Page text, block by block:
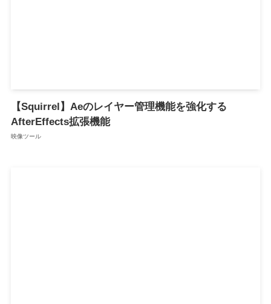
【Squirrel】Aeのレイヤー管理機能を強化する
AfterEffects拡張機能
映像ツール